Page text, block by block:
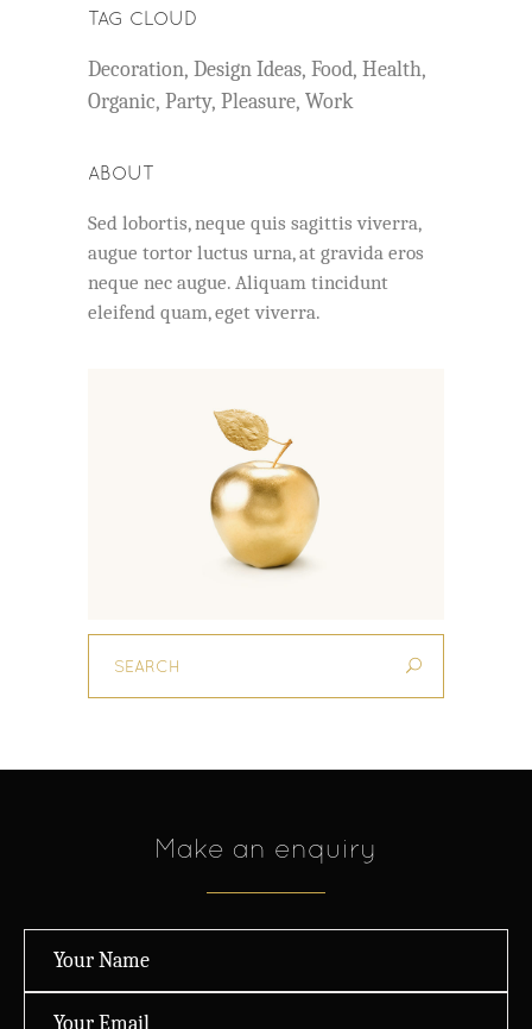
TAG CLOUD
Decoration Design Ideas Food Health
Organic Party Pleasure Work
ABOUT
Sed lobortis, neque quis sagittis viverra,
augue tortor luctus urna, at gravida eros
neque nec augue. Aliquam tincidunt
eleifend quam, eget viverra.
Make an enquiry